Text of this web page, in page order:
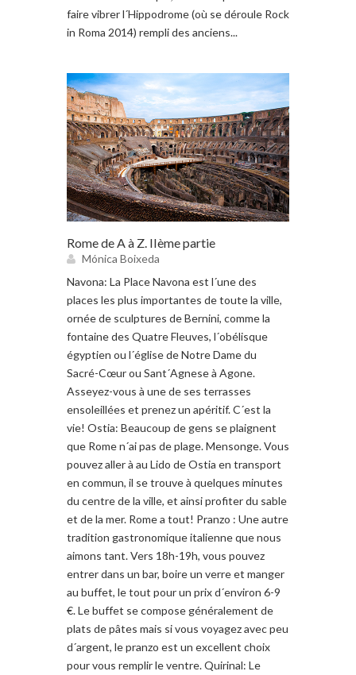
faire vibrer l´Hippodrome (où se déroule Rock
in Roma 2014) rempli des anciens...
Rome de A à Z. IIème partie
Mónica Boixeda
Navona: La Place Navona est l´une des
places les plus importantes de toute la ville,
ornée de sculptures de Bernini, comme la
fontaine des Quatre Fleuves, l´obélisque
égyptien ou l´église de Notre Dame du
Sacré-Cœur ou Sant´Agnese à Agone.
Asseyez-vous à une de ses terrasses
ensoleillées et prenez un apéritif. C´est la
vie! Ostia: Beaucoup de gens se plaignent
que Rome n´ai pas de plage. Mensonge. Vous
pouvez aller à au Lido de Ostia en transport
en commun, il se trouve à quelques minutes
du centre de la ville, et ainsi profiter du sable
et de la mer. Rome a tout! Pranzo : Une autre
tradition gastronomique italienne que nous
aimons tant. Vers 18h-19h, vous pouvez
entrer dans un bar, boire un verre et manger
au buffet, le tout pour un prix d´environ 6-9
€. Le buffet se compose généralement de
plats de pâtes mais si vous voyagez avec peu
d´argent, le pranzo est un excellent choix
pour vous remplir le ventre. Quirinal: Le